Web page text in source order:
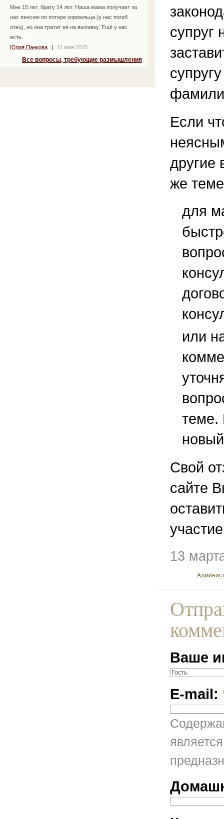
Мне 15 лет, брату 14 лет. Наша мама получает за
нас пенсию по потере кормильца (у нас погиб
отец), но она тратит её на выпивку. Ещё у нас
есть...
Юлия Панкова
11 мая 2015
Все вопросы, требующие размышления
супруг
Если
другие
же
для
или
теме.
Свой
сайте
13
Ваше
E-mail: